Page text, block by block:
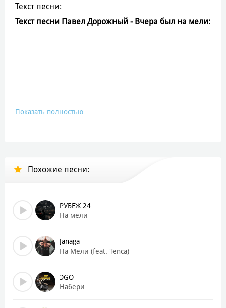
Текст песни:
Текст песни Павел Дорожный - Вчера был на мели:
Показать полностью
Похожие песни:
РУБЕЖ 24
На мели
Janaga
На Мели (feat. Tenca)
ЭGO
Набери